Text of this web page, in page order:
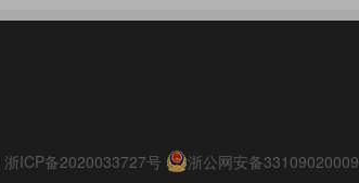
浙ICP备2020033727号 浙公网安备